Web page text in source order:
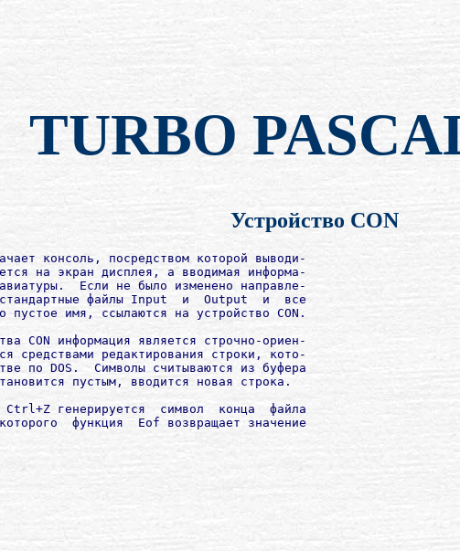
TURBO
Устройство CОN
консоль, посредством которой выводи-
на экран дисплея, а вводимая информа-
Если не было изменено направле-
файлы Input  и  Оutput  и  все
пустое имя, ссылаются на устройство CОN.
CОN информация является строчно-ориен-
средствами редактирования строки, кото-
по DOS.  Символы считываются из буфера
пустым, вводится новая строка.
генерируется  символ  конца  файла
функция  Eоf возвращает значение